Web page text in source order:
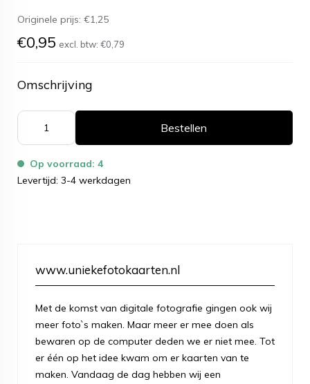
Originele prijs: €1,25
€0,95 excl. btw: €0,79
Omschrijving
Bestellen
Op voorraad: 4
Levertijd: 3-4 werkdagen
www.uniekefotokaarten.nl
Met de komst van digitale fotografie gingen ook wij
meer foto`s maken. Maar meer er mee doen als
bewaren op de computer deden we er niet mee. Tot
er één op het idee kwam om er kaarten van te
maken. Vandaag de dag hebben wij een